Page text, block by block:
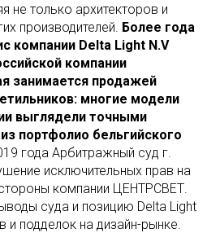
не только архитекторов и
производителей. Более года
компании Delta Light N.V
компании
занимается продажей
многие модели
выглядели точными
портфолио бельгийского
года Арбитражный суд г.
исключительных прав на
компании ЦЕНТРСВЕТ.
суда и позицию Delta Light
и подделок на дизайн-рынке.